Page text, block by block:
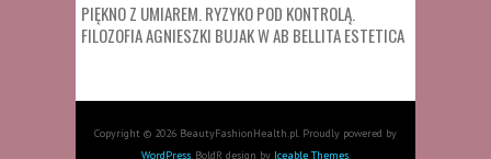
PIĘKNO Z UMIAREM. RYZYKO POD KONTROLĄ.
FILOZOFIA AGNIESZKI BUJAK W AB BELLITA ESTETICA
Copyright © 2026 BeautyFashionHealth.pl. Proudly powered by
WordPress. BoldR design by Iceable Themes.